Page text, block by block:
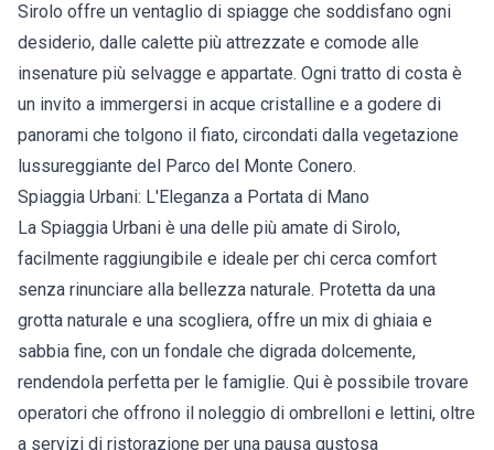
Sirolo offre un ventaglio di spiagge che soddisfano ogni
desiderio, dalle calette più attrezzate e comode alle
insenature più selvagge e appartate. Ogni tratto di costa è
un invito a immergersi in acque cristalline e a godere di
panorami che tolgono il fiato, circondati dalla vegetazione
lussureggiante del Parco del Monte Conero.
Spiaggia Urbani: L'Eleganza a Portata di Mano
La Spiaggia Urbani è una delle più amate di Sirolo,
facilmente raggiungibile e ideale per chi cerca comfort
senza rinunciare alla bellezza naturale. Protetta da una
grotta naturale e una scogliera, offre un mix di ghiaia e
sabbia fine, con un fondale che digrada dolcemente,
rendendola perfetta per le famiglie. Qui è possibile trovare
operatori che offrono il noleggio di ombrelloni e lettini, oltre
a servizi di ristorazione per una pausa gustosa